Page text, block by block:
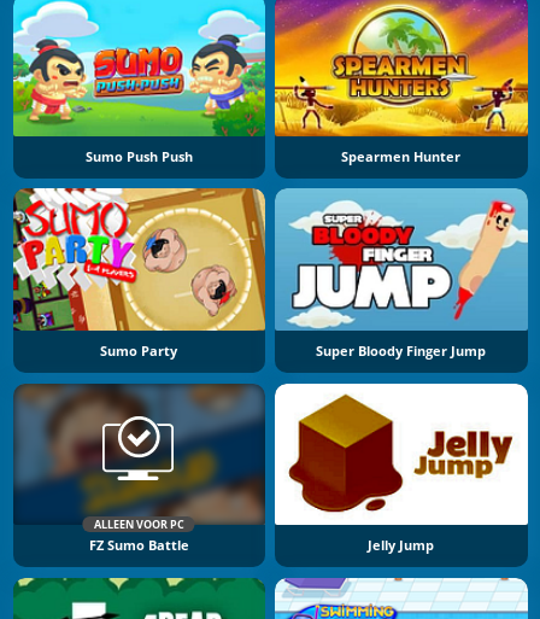
Sumo Push Push Spearmen Hunter
Sumo Party Super Bloody Finger Jump
ALLEEN VOOR PC
FZ Sumo Battle Jelly Jump